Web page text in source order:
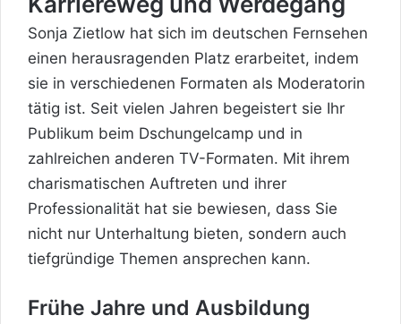
Sonja Zietlow hat sich im deutschen Fernsehen
einen herausragenden Platz erarbeitet, indem
sie in verschiedenen Formaten als Moderatorin
tätig ist. Seit vielen Jahren begeistert sie Ihr
Publikum beim Dschungelcamp und in
zahlreichen anderen TV-Formaten. Mit ihrem
charismatischen Auftreten und ihrer
Professionalität hat sie bewiesen, dass Sie
nicht nur Unterhaltung bieten, sondern auch
tiefgründige Themen ansprechen kann.
Frühe Jahre und Ausbildung